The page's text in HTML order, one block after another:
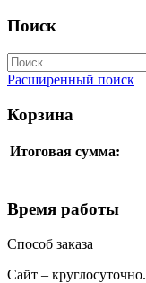
Поиск
Расширенный поиск
Корзина
Итоговая сумма:
Время работы
Способ заказа
Сайт – круглосуточно.